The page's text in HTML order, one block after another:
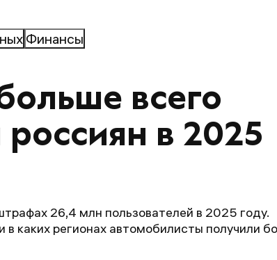
Финансы
всего
в 2025
26,4 млн пользователей в 2025 году.
в каких регионах автомобилисты получили